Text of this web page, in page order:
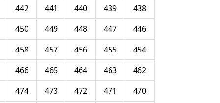
438
439
440
441
442
446
447
448
449
450
454
455
456
457
458
462
463
464
465
466
470
471
472
473
474